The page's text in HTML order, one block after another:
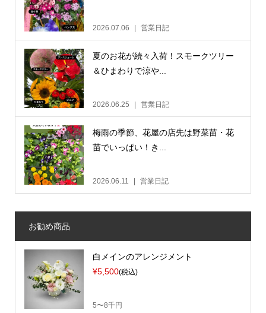
2026.07.06 営業日記
夏のお花が続々入荷！スモークツリー
＆ひまわりで涼や...
2026.06.25 営業日記
梅雨の季節、花屋の店先は野菜苗・花
苗でいっぱい！き...
2026.06.11 営業日記
お勧め商品
白メインのアレンジメント
¥5,500(税込)
5〜8千円